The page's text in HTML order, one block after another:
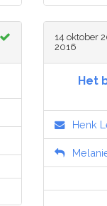
14 oktober
2016
Het
Henk